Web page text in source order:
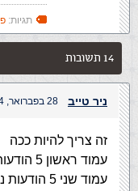
תגיות:
14 תשובות
ניר טייב 28 בפברואר, 2004 בשעה 12:42 pm
זה צריך להיות ככה
עמוד ראשון 5 הודעות ראשונות בטבלה